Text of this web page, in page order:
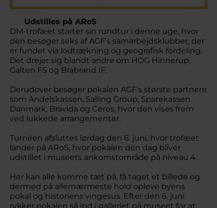
Udstilles på ARoS
DM-trofæet starter sin rundtur i denne uge, hvor
den besøger seks af AGF’s samarbejdsklubber, der
er fundet via lodtrækning og geografisk fordeling.
Det drejer sig blandt andre om HOG Hinnerup,
Galten FS og Brabrand IF.
Derudover besøger pokalen AGF’s største partnere
som Andelskassen, Salling Group, Sparekassen
Danmark, Bravida og Ceres, hvor den vises frem
ved lukkede arrangementer.
Turnéen afsluttes lørdag den 6. juni, hvor trofæet
lander på ARoS, hvor pokalen den dag bliver
udstillet i museets ankomstområde på niveau 4.
Her kan alle komme tæt på, få taget et billede og
dermed på allernærmeste hold opleve byens
pokal og historiens vingesus. Efter den 6. juni
rykker pokalen så ind i galleriet på museet for at